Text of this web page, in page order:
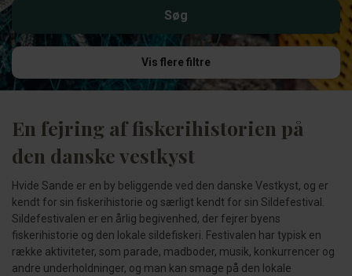
Vis flere filtre
En fejring af fiskerihistorien på
den danske vestkyst
Hvide Sande er en by beliggende ved den danske Vestkyst, og er
kendt for sin fiskerihistorie og særligt kendt for sin Sildefestival.
Sildefestivalen er en årlig begivenhed, der fejrer byens
fiskerihistorie og den lokale sildefiskeri. Festivalen har typisk en
række aktiviteter, som parade, madboder, musik, konkurrencer og
andre underholdninger, og man kan smage på den lokale